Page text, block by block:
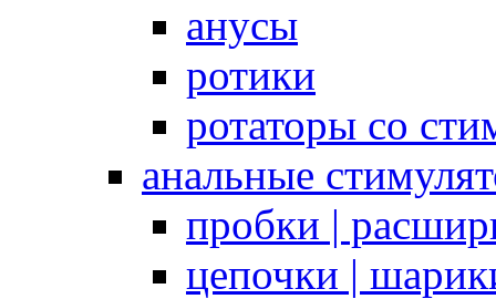
анусы
ротики
ротаторы со
анальные
пробки |
цепочки |